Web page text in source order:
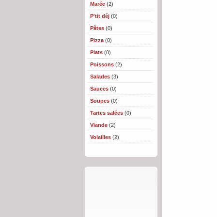
Marée(2)
P'tit déj(0)
Pâtes(0)
Pizza(0)
Plats(0)
Poissons(2)
Salades(3)
Sauces(0)
Soupes(0)
Tartes salées(0)
Viande(2)
Volailles(2)